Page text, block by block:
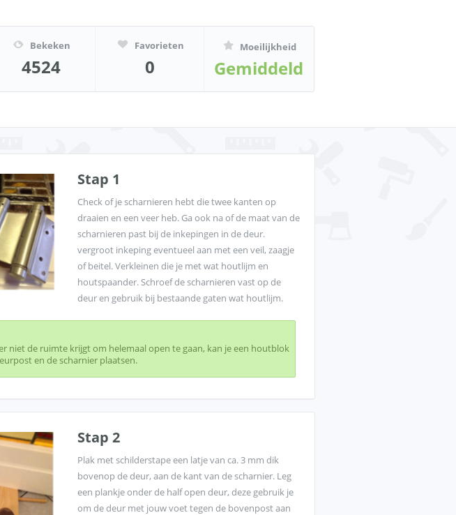
Bekeken
4524
Favorieten
0
Moeilijkheid
Gemiddeld
Stap 1
Check of je scharnieren hebt die twee kanten op
draaien en een veer heb. Ga ook na of de maat van de
scharnieren past bij de inkepingen in de deur.
vergroot inkeping eventueel aan met een veil, zaagje
of beitel. Verkleinen die je met wat houtlijm en
houtspaander. Schroef de scharnieren vast op de
deur en gebruik bij bestaande gaten wat houtlijm.
niet de ruimte krijgt om helemaal open te gaan, kan je een houtblok
en de scharnier plaatsen.
Stap 2
Plak met schilderstape een latje van ca. 3 mm dik
bovenop de deur, aan de kant van de scharnier. Leg
een plankje onder de half open deur, deze gebruik je
om de deur met jouw voet tegen de bovenpost aan